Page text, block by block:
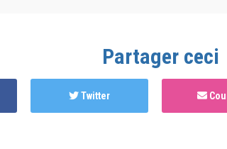
Partager ceci
Twitter